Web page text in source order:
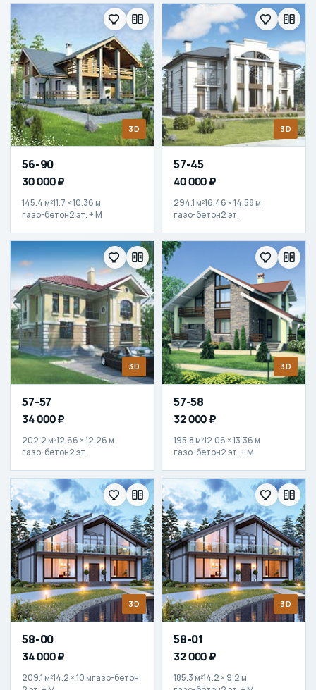
3D
56-90
30 000 ₽
145.4 м²11.7 × 10.36 м
газо-бетон2 эт. + М
3D
57-45
40 000 ₽
294.1 м²16.46 × 14.58 м
газо-бетон2 эт.
3D
57-57
34 000 ₽
202.2 м²12.66 × 12.26 м
газо-бетон2 эт.
3D
57-58
32 000 ₽
195.8 м²12.06 × 13.36 м
газо-бетон2 эт. + М
3D
58-00
34 000 ₽
209.1 м²14.2 × 10 мгазо-бетон
3D
58-01
32 000 ₽
185.3 м²14.2 × 9.2 м